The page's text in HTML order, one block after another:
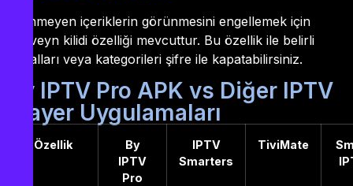
İstenmeyen içeriklerin görünmesini engellemek için
ebeveyn kilidi özelliği mevcuttur. Bu özellik ile belirli
kanalları veya kategorileri şifre ile kapatabilirsiniz.
By IPTV Pro APK vs Diğer IPTV
Player Uygulamaları
Özellik
By
IPTV
Pro
IPTV
Smarters
TiviMate